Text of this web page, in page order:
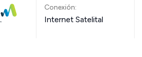
Conexión:
Internet Satelital